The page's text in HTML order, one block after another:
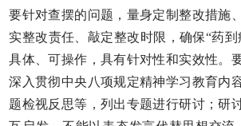
要针对查摆的问题，量身定制整改措施
实整改责任、敲定整改时限，确保“药
具体、可操作，具有针对性和实效性。
深入贯彻中央八项规定精神学习教育内
题检视反思等，列出专题进行研讨；研